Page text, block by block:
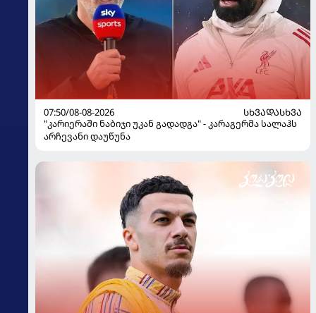
07:50/08-08-2026
ᲡᲮᲕᲐᲓᲐᲡᲮᲕᲐ
"კარიერაში ნაბიჯი უკან გადადგა" - კარაგერმა სალაჰს
არჩევანი დაუწუნა